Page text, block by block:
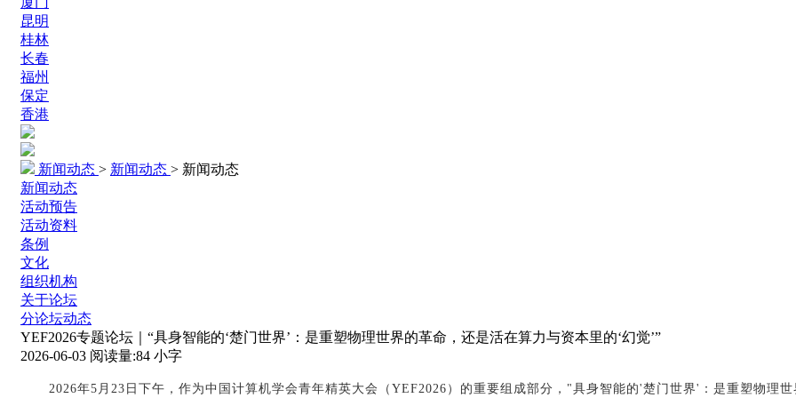
昆明
桂林
长春
福州
保定
香港
新闻动态 > 新闻动态 > 新闻动态
新闻动态
活动预告
活动资料
条例
文化
组织机构
关于论坛
分论坛动态
YEF2026专题论坛｜“具身智能的‘楚门世界’：是重塑物理世界的革命，还是活在算力与资本里的‘幻觉’”
2026-06-03 阅读量:84 小字
2026年5月23日下午，作为中国计算机学会青年精英大会（YEF2026）的重要组成部分，"具身智能的'楚门世界'：是重塑物理